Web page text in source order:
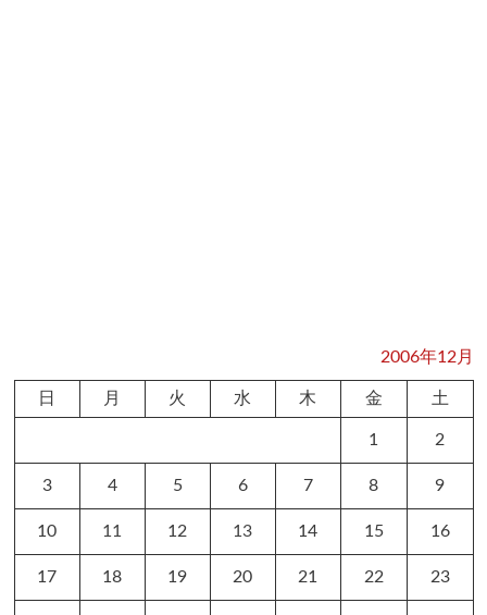
2006年12月
日 月 火 水 木 金 土
1 2
3 4 5 6 7 8 9
10 11 12 13 14 15 16
17 18 19 20 21 22 23